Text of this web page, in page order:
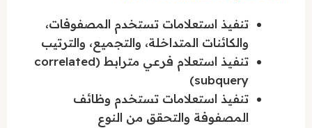
تنفيذ استعلامات تستخدم المصفوفات،
والكائنات المتداخلة، والتجميع، والترتيب
تنفيذ استعلام فرعي مترابط (correlated
subquery)
تنفيذ استعلامات تستخدم وظائف
المصفوفة والتحقق من النوع